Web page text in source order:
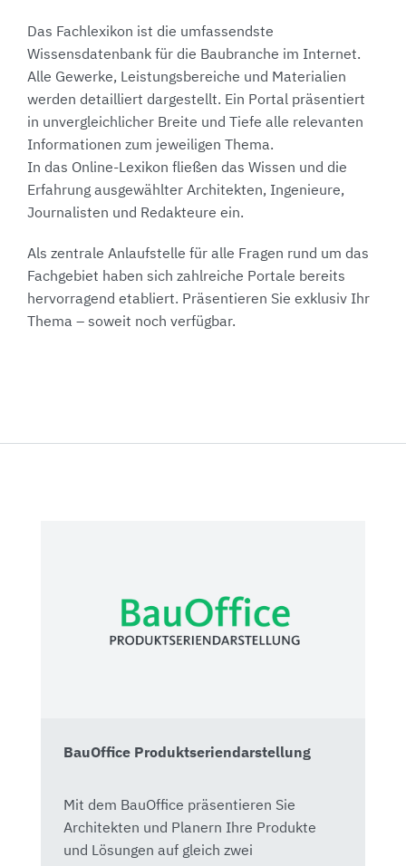
Das Fachlexikon ist die umfassendste
Wissensdatenbank für die Baubranche im Internet.
Alle Gewerke, Leistungsbereiche und Materialien
werden detailliert dargestellt. Ein Portal präsentiert
in unvergleichlicher Breite und Tiefe alle relevanten
Informationen zum jeweiligen Thema.
In das Online-Lexikon fließen das Wissen und die
Erfahrung ausgewählter Architekten, Ingenieure,
Journalisten und Redakteure ein.
Als zentrale Anlaufstelle für alle Fragen rund um das
Fachgebiet haben sich zahlreiche Portale bereits
hervorragend etabliert. Präsentieren Sie exklusiv Ihr
Thema – soweit noch verfügbar.
BauOffice Produktseriendarstellung
Mit dem BauOffice präsentieren Sie
Architekten und Planern Ihre Produkte
und Lösungen auf gleich zwei